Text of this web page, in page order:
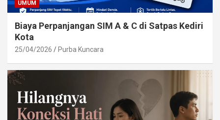
UMUM
Biaya Perpanjangan SIM A & C di Satpas Kediri
Kota
25/04/2026 Purba Kuncara